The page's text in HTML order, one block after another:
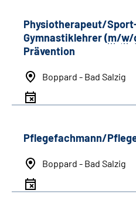
Physiotherapeut/
Gymnastiklehrer (m/w/
Prävention
Boppard - Bad Salzig
Pflegefachmann/
Boppard - Bad Salzig